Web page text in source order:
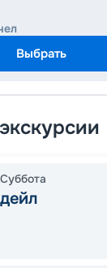
Выбрать
Суббота